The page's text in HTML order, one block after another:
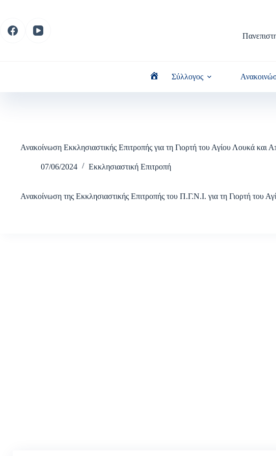
HomeΣύλλογος
Ανακοίνωση Εκκλησιαστικής Επιτροπής για τη Γιορτή του Αγίου Λουκά και
07/06/2024 Εκκλησιαστική Επιτροπή
Ανακοίνωση της Εκκλησιαστικής Επιτροπής του Π.Γ.Ν.Ι. για τη Γιορτή του